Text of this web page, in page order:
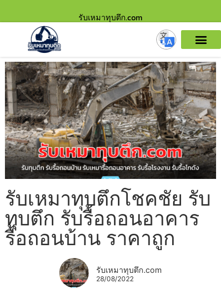
รับเหมาทุบตึก.com
รับเหมาทุบตึกโชคชัย รับ
ทุบตึก รับรื้อถอนอาคาร
รื้อถอนบ้าน ราคาถูก
รับเหมาทุบตึก.com
28/08/2022